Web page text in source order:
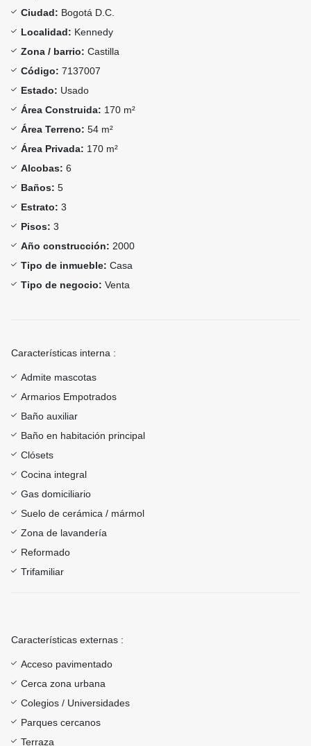
Ciudad: Bogotá D.C.
Localidad: Kennedy
Zona / barrio: Castilla
Código: 7137007
Estado: Usado
Área Construida: 170 m²
Área Terreno: 54 m²
Área Privada: 170 m²
Alcobas: 6
Baños: 5
Estrato: 3
Pisos: 3
Año construcción: 2000
Tipo de inmueble: Casa
Tipo de negocio: Venta
Características interna :
Admite mascotas
Armarios Empotrados
Baño auxiliar
Baño en habitación principal
Clósets
Cocina integral
Gas domiciliario
Suelo de cerámica / mármol
Zona de lavandería
Reformado
Trifamiliar
Características externas :
Acceso pavimentado
Cerca zona urbana
Colegios / Universidades
Parques cercanos
Terraza